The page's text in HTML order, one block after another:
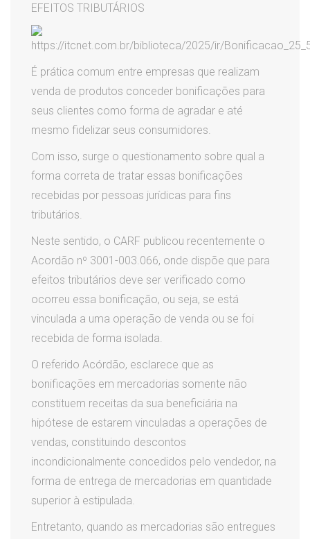
EFEITOS TRIBUTÁRIOS
É prática comum entre empresas que realizam
venda de produtos conceder bonificações para
seus clientes como forma de agradar e até
mesmo fidelizar seus consumidores.
Com isso, surge o questionamento sobre qual a
forma correta de tratar essas bonificações
recebidas por pessoas jurídicas para fins
tributários.
Neste sentido, o CARF publicou recentemente o
Acordão nº 3001-003.066, onde dispõe que para
efeitos tributários deve ser verificado como
ocorreu essa bonificação, ou seja, se está
vinculada a uma operação de venda ou se foi
recebida de forma isolada.
O referido Acórdão, esclarece que as
bonificações em mercadorias somente não
constituem receitas da sua beneficiária na
hipótese de estarem vinculadas a operações de
vendas, constituindo descontos
incondicionalmente concedidos pelo vendedor, na
forma de entrega de mercadorias em quantidade
superior à estipulada.
Entretanto, quando as mercadorias são entregues